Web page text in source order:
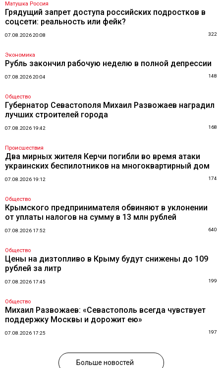
Матушка Россия
Грядущий запрет доступа российских подростков в
соцсети: реальность или фейк?
07.08.2026 20:08 322
Экономика
Рубль закончил рабочую неделю в полной депрессии
07.08.2026 20:04 148
Общество
Губернатор Севастополя Михаил Развожаев наградил
лучших строителей города
07.08.2026 19:42 168
Происшествия
Два мирных жителя Керчи погибли во время атаки
украинских беспилотников на многоквартирный дом
07.08.2026 19:12 174
Общество
Крымского предпринимателя обвиняют в уклонении
от уплаты налогов на сумму в 13 млн рублей
07.08.2026 17:52 640
Общество
Цены на дизтопливо в Крыму будут снижены до 109
рублей за литр
07.08.2026 17:45 199
Общество
Михаил Развожаев: «Севастополь всегда чувствует
поддержку Москвы и дорожит ею»
07.08.2026 17:25 197
Больше новостей